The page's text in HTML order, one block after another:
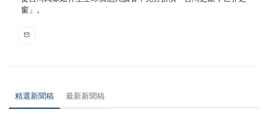
窗」。
精選新聞稿 最新新聞稿